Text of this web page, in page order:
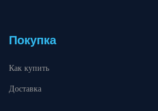
Покупка
Как купить
Доставка